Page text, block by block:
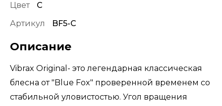
Цвет
C
Артикул
BF5-C
Описание
Vibrax Original- это легендарная классическая
блесна от "Blue Fox" проверенной временем со
стабильной уловистостью. Угол вращения